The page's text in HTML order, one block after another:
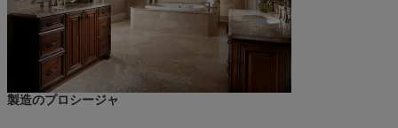
製造のプロシージャ